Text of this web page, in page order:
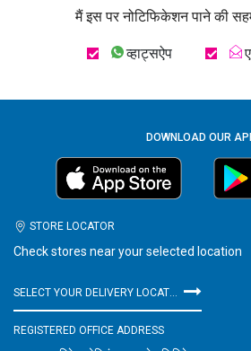
मैं इस पर नोटिफिकेशन पाने की
व्हाट्सऐप
DOWNLOAD OUR
STORE LOCATOR
Check stores near your selected location
SELECT YOUR DELIVERY LOCATION
REGISTERED OFFICE ADDRESS